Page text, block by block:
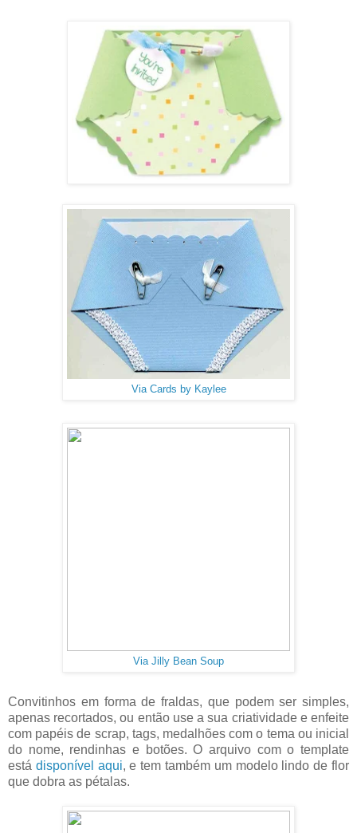
Via Cards by Kaylee
Via Jilly Bean Soup
Convitinhos em forma de fraldas, que podem ser simples,
apenas recortados, ou então use a sua criatividade e enfeite
com papéis de scrap, tags, medalhões com o tema ou inicial
do nome, rendinhas e botões. O arquivo com o template
está disponível aqui, e tem também um modelo lindo de flor
que dobra as pétalas.